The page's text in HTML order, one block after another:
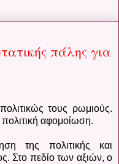
πάλης για
τους ρωμιούς.
αφομοίωση.
της πολιτικής και
Στο πεδίο των αξιών, ο